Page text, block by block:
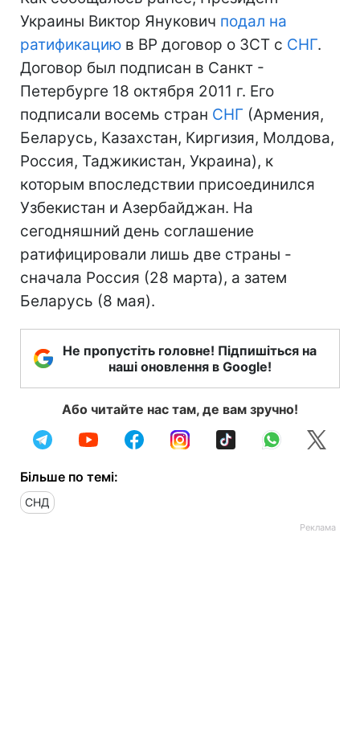
Украины Виктор Янукович подал на
ратификацию в ВР договор о ЗСТ с СНГ.
Договор был подписан в Санкт -
Петербурге 18 октября 2011 г. Его
подписали восемь стран СНГ (Армения,
Беларусь, Казахстан, Киргизия, Молдова,
Россия, Таджикистан, Украина), к
которым впоследствии присоединился
Узбекистан и Азербайджан. На
сегодняшний день соглашение
ратифицировали лишь две страны -
сначала Россия (28 марта), а затем
Беларусь (8 мая).
Не пропустіть головне! Підпишіться на
наші оновлення в Google!
Або читайте нас там, де вам зручно!
Більше по темі:
СНД